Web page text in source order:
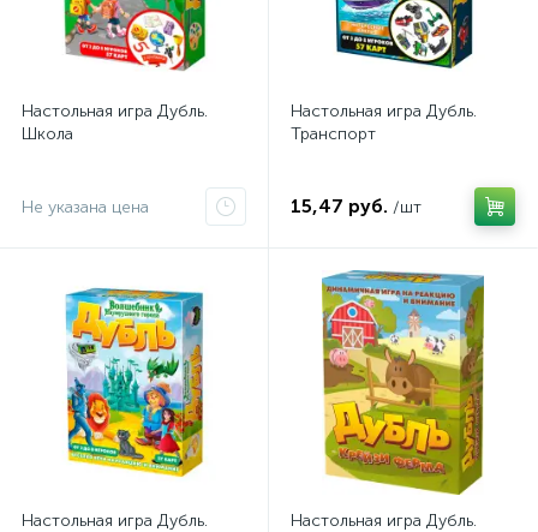
Настольная игра Дубль.
Школа
Не указана цена
Настольная игра Дубль.
Транспорт
15,47 руб. /шт
Настольная игра Дубль.
Настольная игра Дубль.